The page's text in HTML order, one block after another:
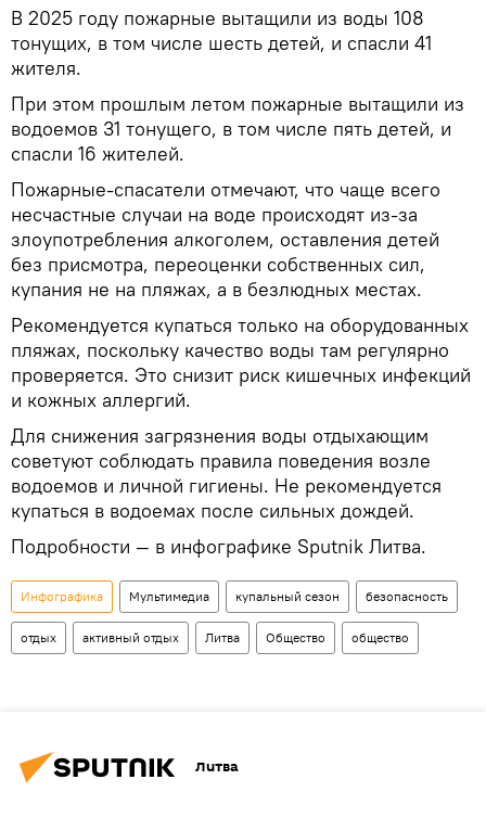
В 2025 году пожарные вытащили из воды 108
тонущих, в том числе шесть детей, и спасли 41
жителя.
При этом прошлым летом пожарные вытащили из
водоемов 31 тонущего, в том числе пять детей, и
спасли 16 жителей.
Пожарные-спасатели отмечают, что чаще всего
несчастные случаи на воде происходят из-за
злоупотребления алкоголем, оставления детей
без присмотра, переоценки собственных сил,
купания не на пляжах, а в безлюдных местах.
Рекомендуется купаться только на оборудованных
пляжах, поскольку качество воды там регулярно
проверяется. Это снизит риск кишечных инфекций
и кожных аллергий.
Для снижения загрязнения воды отдыхающим
советуют соблюдать правила поведения возле
водоемов и личной гигиены. Не рекомендуется
купаться в водоемах после сильных дождей.
Подробности — в инфографике Sputnik Литва.
Инфографика Мультимедиа купальный сезон безопасность
отдых активный отдых Литва Общество общество
Литва